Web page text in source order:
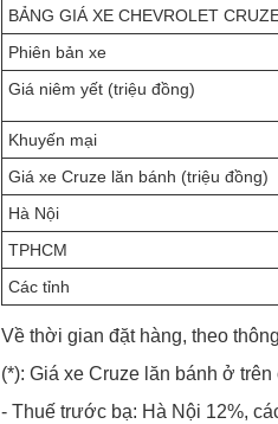
BẢNG GIÁ XE CHEVROLET
Phiên bản xe
Giá niêm yết (triệu đồng)
Khuyến mại
Giá xe Cruze lăn bánh (triệu đồng)
Hà Nội
TPHCM
Các tỉnh
Về thời gian đặt hàng, theo
(*): Giá xe Cruze lăn bánh ở
- Thuế trước bạ: Hà Nội 12%,